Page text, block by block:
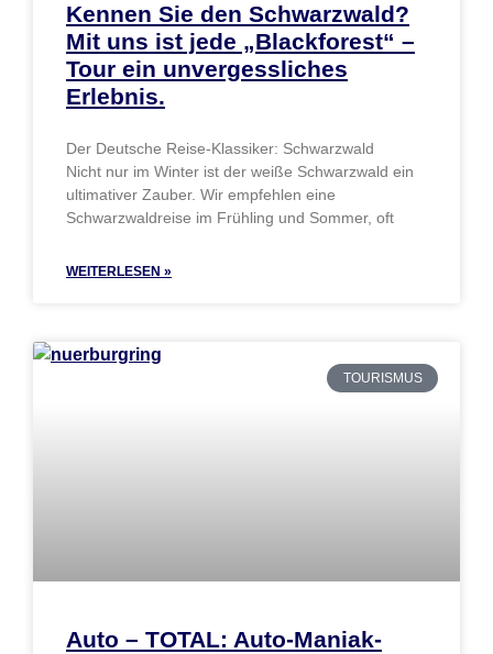
Kennen Sie den Schwarzwald?
Mit uns ist jede „Blackforest“ –
Tour ein unvergessliches
Erlebnis.
Der Deutsche Reise-Klassiker: Schwarzwald
Nicht nur im Winter ist der weiße Schwarzwald ein
ultimativer Zauber. Wir empfehlen eine
Schwarzwaldreise im Frühling und Sommer, oft
WEITERLESEN »
TOURISMUS
Auto – TOTAL: Auto-Maniak-